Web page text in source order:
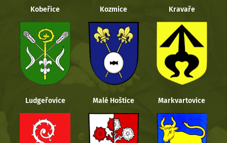
Kobeřice Kozmice Kravaře
Ludgeřovice Malé Hoštice Markvartovice